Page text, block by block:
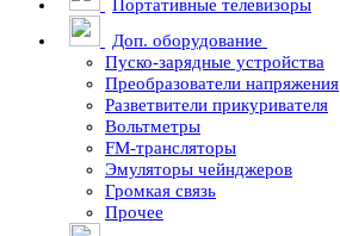
Портативные телевизоры
Доп. оборудование
Пуско-зарядные устройства
Преобразователи напряжения
Разветвители прикуривателя
Вольтметры
FM-трансляторы
Эмуляторы чейнджеров
Громкая связь
Прочее